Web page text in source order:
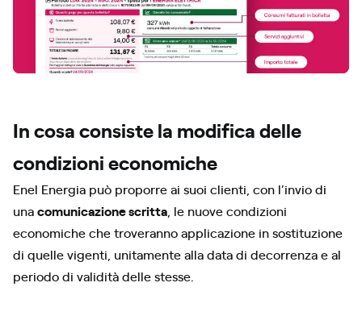
In cosa consiste la modifica delle
condizioni economiche
Enel Energia può proporre ai suoi clienti, con l’invio di
unacomunicazione scritta , le nuove condizioni
economiche che troveranno applicazione in sostituzione
di quelle vigenti, unitamente alla data di decorrenza e al
periodo di validità delle stesse.